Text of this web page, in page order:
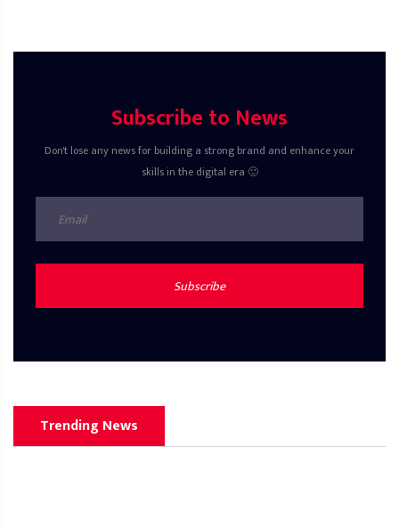
Subscribe to News
Don't lose any news for building a strong brand and enhance your
skills in the digital era 🙂
Subscribe
Trending News